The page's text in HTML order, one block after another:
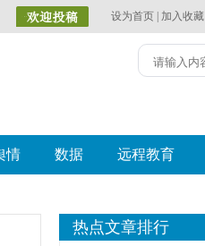
设为首页 加入收藏
情 数据 远程教育
热点文章排行